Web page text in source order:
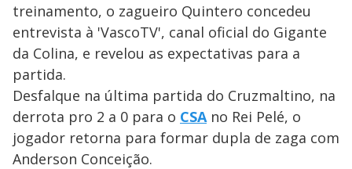
treinamento, o zagueiro Quintero concedeu
entrevista à 'VascoTV', canal oficial do Gigante
da Colina, e revelou as expectativas para a
partida.
Desfalque na última partida do Cruzmaltino, na
derrota pro 2 a 0 para o CSA no Rei Pelé, o
jogador retorna para formar dupla de zaga com
Anderson Conceição.